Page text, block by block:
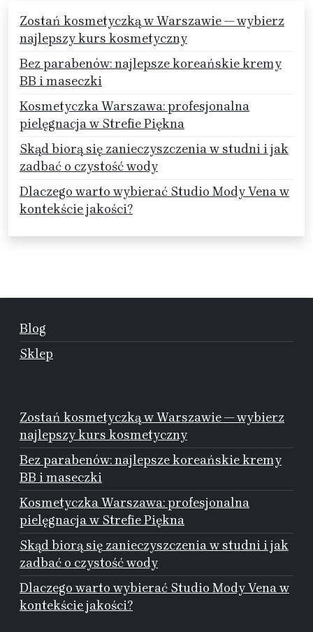
Zostań kosmetyczką w Warszawie — wybierz
najlepszy kurs kosmetyczny
Bez parabenów: najlepsze koreańskie kremy
BB i maseczki
Kosmetyczka Warszawa: profesjonalna
pielęgnacja w Strefie Piękna
Skąd biorą się zanieczyszczenia w studni i jak
zadbać o czystość wody
Dlaczego warto wybierać Studio Mody Vena w
kontekście jakości?
Blog
Sklep
Zostań kosmetyczką w Warszawie — wybierz
najlepszy kurs kosmetyczny
Bez parabenów: najlepsze koreańskie kremy
BB i maseczki
Kosmetyczka Warszawa: profesjonalna
pielęgnacja w Strefie Piękna
Skąd biorą się zanieczyszczenia w studni i jak
zadbać o czystość wody
Dlaczego warto wybierać Studio Mody Vena w
kontekście jakości?